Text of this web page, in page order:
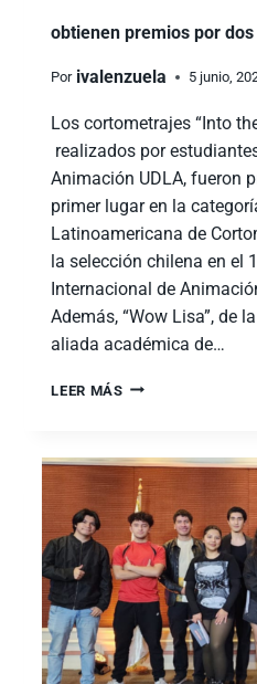
obtienen premios por
Por ivalenzuela 5 junio,
Los cortometrajes “Into
realizados por
Animación UDLA, fueron
primer lugar en la
Latinoamericana de
la selección chilena en el
Internacional de
Además, “Wow Lisa”, de
aliada académica de…
LEER MÁS